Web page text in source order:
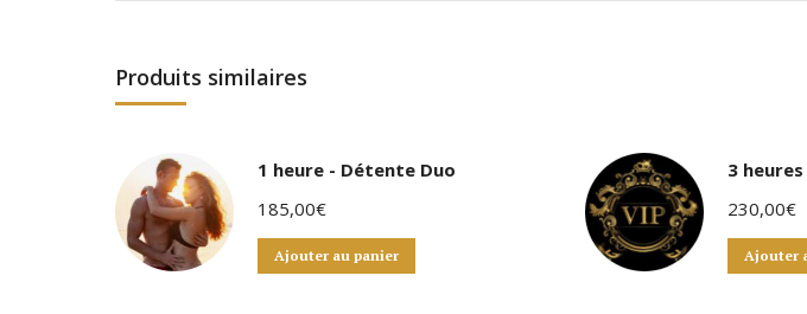
Produits similaires
1 heure - Détente Duo
185,00€
Ajouter au panier
3
230,00€
Ajouter